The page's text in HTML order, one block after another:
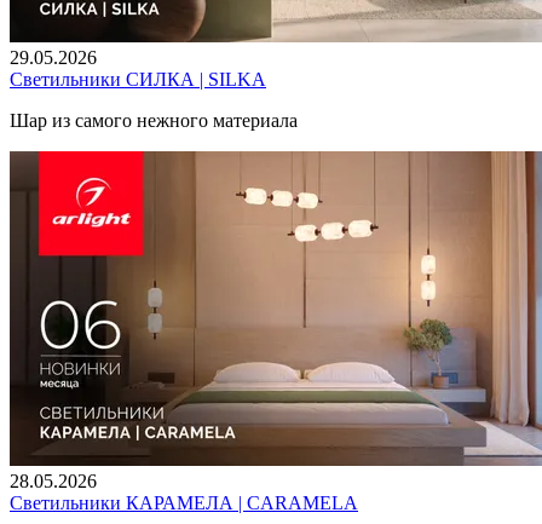
29.05.2026
Светильники СИЛКА | SILKA
Шар из самого нежного материала
28.05.2026
Светильники КАРАМЕЛА | CARAMELA